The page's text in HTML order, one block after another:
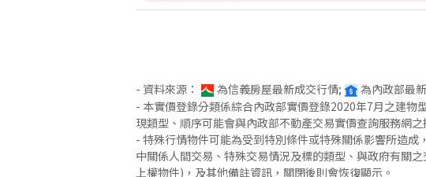
- 資料來源： 為信義房屋最新成交行情; 為內政部最
- 本實價登錄分類係綜合內政部實價登錄2020年7月之建
現類型、順序可能會與內政部不動產交易實價查詢服務網
- 特殊行情物件可能為受到特別條件或特殊關係影響所造
中關係人間交易、特殊交易情況及標的類型、與政府有關
上權物件)，及其他備註資訊，關閉後則會恢復顯示。